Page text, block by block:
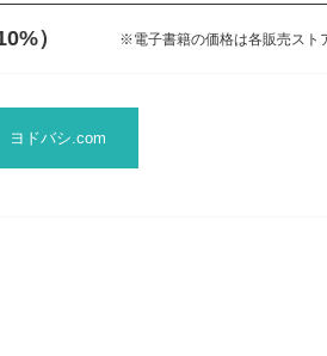
） ※電子書籍の価格は各販売スト
ヨドバシ.com